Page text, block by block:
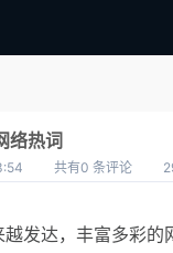
院校选择
络热词
共有0 条评论
达，丰富多彩的